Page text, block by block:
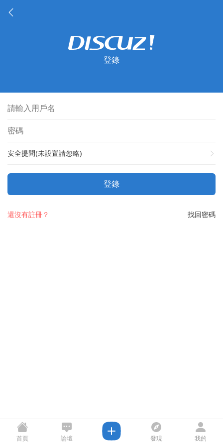
登錄
安全提問(未設置請忽略)
登錄
找回密碼
還沒有註冊？
首頁 論壇 發現 我的